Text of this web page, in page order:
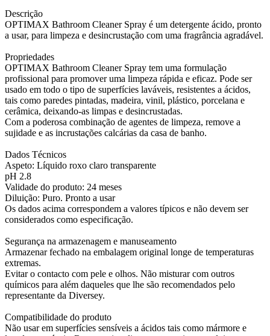
Descrição
OPTIMAX Bathroom Cleaner Spray é um detergente ácido, pronto
a usar, para limpeza e desincrustação com uma fragrância agradável.
Propriedades
OPTIMAX Bathroom Cleaner Spray tem uma formulação
profissional para promover uma limpeza rápida e eficaz. Pode ser
usado em todo o tipo de superfícies laváveis, resistentes a ácidos,
tais como paredes pintadas, madeira, vinil, plástico, porcelana e
cerâmica, deixando-as limpas e desincrustadas.
Com a poderosa combinação de agentes de limpeza, remove a
sujidade e as incrustações calcárias da casa de banho.
Dados Técnicos
Aspeto: Líquido roxo claro transparente
pH 2.8
Validade do produto: 24 meses
Diluição: Puro. Pronto a usar
Os dados acima correspondem a valores típicos e não devem ser
considerados como especificação.
Segurança na armazenagem e manuseamento
Armazenar fechado na embalagem original longe de temperaturas
extremas.
Evitar o contacto com pele e olhos. Não misturar com outros
químicos para além daqueles que lhe são recomendados pelo
representante da Diversey.
Compatibilidade do produto
Não usar em superfícies sensíveis a ácidos tais como mármore e